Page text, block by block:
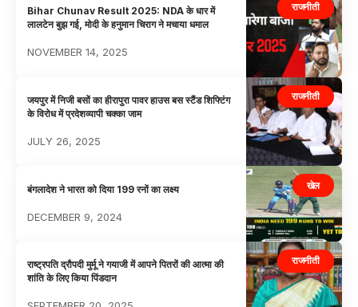
राजनीती
Bihar Chunav Result 2025: NDA के धार में
लालटेन बुझ गई, मोदी के हनुमान चिराग ने मचाया धमाल
NOVEMBER 14, 2025
राजनीती
जयपुर में निजी बसों का हीरापुरा पावर हाउस बस स्टैंड शिफ्टिंग
के विरोध में प्रदेशव्यापी चक्का जाम
JULY 26, 2025
खेल
बंगलादेश ने भारत को दिया 199 रनों का लक्ष्य
DECEMBER 9, 2024
राजनीती
राष्ट्रपति द्रौपदी मुर्मू ने गयाजी में आपने पितरों की आत्मा की
शांति के लिए किया पिंडदान